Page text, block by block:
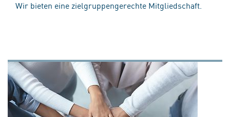
Wir bieten eine zielgruppengerechte Mitgliedschaft.